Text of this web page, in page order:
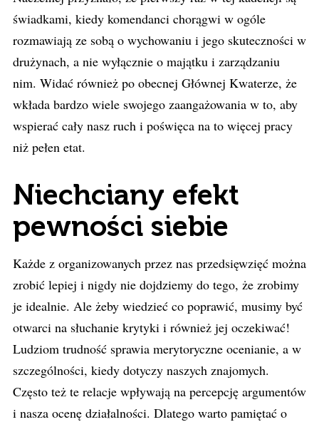
świadkami, kiedy komendanci chorągwi w ogóle
rozmawiają ze sobą o wychowaniu i jego skuteczności w
drużynach, a nie wyłącznie o majątku i zarządzaniu
nim. Widać również po obecnej Głównej Kwaterze, że
wkłada bardzo wiele swojego zaangażowania w to, aby
wspierać cały nasz ruch i poświęca na to więcej pracy
niż pełen etat.
Niechciany efekt
pewności siebie
Każde z organizowanych przez nas przedsięwzięć można
zrobić lepiej i nigdy nie dojdziemy do tego, że zrobimy
je idealnie. Ale żeby wiedzieć co poprawić, musimy być
otwarci na słuchanie krytyki i również jej oczekiwać!
Ludziom trudność sprawia merytoryczne ocenianie, a w
szczególności, kiedy dotyczy naszych znajomych.
Często też te relacje wpływają na percepcję argumentów
i nasza ocenę działalności. Dlatego warto pamiętać o